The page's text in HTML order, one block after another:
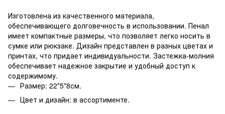
Изготовлена из качественного материала,
обеспечивающего долговечность в использовании. Пенал
имеет компактные размеры, что позволяет легко носить в
сумке или рюкзаке. Дизайн представлен в разных цветах и
принтах, что придает индивидуальности. Застежка-молния
обеспечивает надежное закрытие и удобный доступ к
содержимому.
Размер: 22*5*8см.
Цвет и дизайн: в ассортименте.